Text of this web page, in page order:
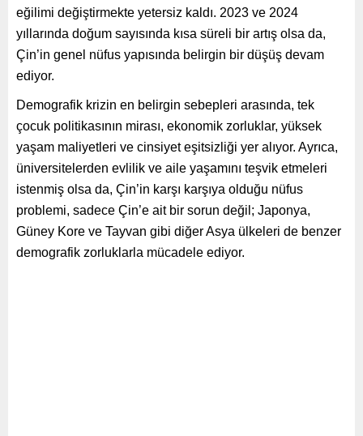
eğilimi değiştirmekte yetersiz kaldı. 2023 ve 2024
yıllarında doğum sayısında kısa süreli bir artış olsa da,
Çin’in genel nüfus yapısında belirgin bir düşüş devam
ediyor.
Demografik krizin en belirgin sebepleri arasında, tek
çocuk politikasının mirası, ekonomik zorluklar, yüksek
yaşam maliyetleri ve cinsiyet eşitsizliği yer alıyor. Ayrıca,
üniversitelerden evlilik ve aile yaşamını teşvik etmeleri
istenmiş olsa da, Çin’in karşı karşıya olduğu nüfus
problemi, sadece Çin’e ait bir sorun değil; Japonya,
Güney Kore ve Tayvan gibi diğer Asya ülkeleri de benzer
demografik zorluklarla mücadele ediyor.